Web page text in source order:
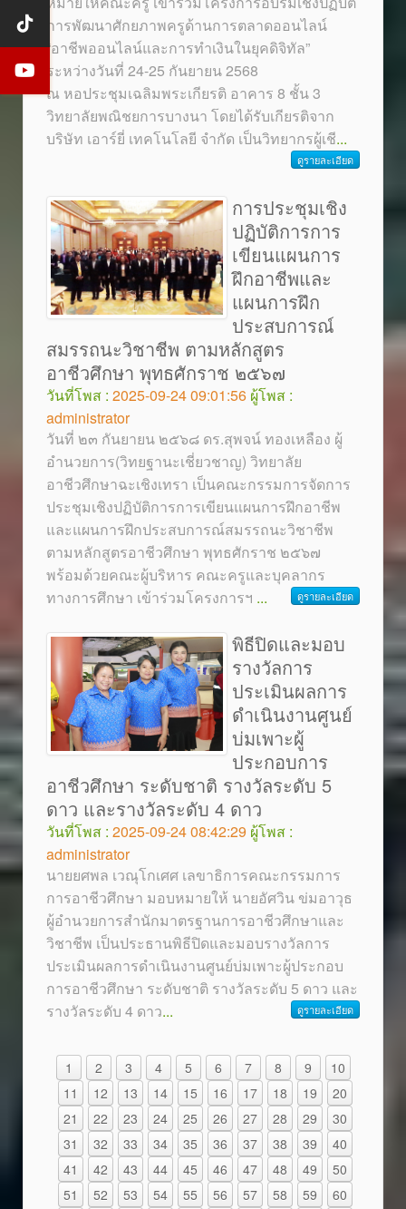
การพัฒนาศักยภาพครูด้านการตลาดออนไลน์
“อาชีพออนไลน์และการทำเงินในยุคดิจิทัล”
ระหว่างวันที่ 24-25 กันยายน 2568
ณ หอประชุมเฉลิมพระเกียรติ อาคาร 8 ชั้น 3
วิทยาลัยพณิชยการบางนา โดยได้รับเกียรติจาก
บริษัท เอาร์ยี่ เทคโนโลยี จำกัด เป็นวิทยากรผู้เชี...
ดูรายละเอียด
การประชุมเชิง
ปฏิบัติการการ
เขียนแผนการ
ฝึกอาชีพและ
แผนการฝึก
ประสบการณ์
สมรรถนะวิชาชีพ ตามหลักสูตร
อาชีวศึกษา พุทธศักราช ๒๕๖๗
วันที่โพส : 2025-09-24 09:01:56 ผู้โพส :
administrator
วันที่ ๒๓ กันยายน ๒๕๖๘ ดร.สุพจน์ ทองเหลือง ผู้
อำนวยการ(วิทยฐานะเชี่ยวชาญ) วิทยาลัย
อาชีวศึกษาฉะเชิงเทรา เป็นคณะกรรมการจัดการ
ประชุมเชิงปฏิบัติการการเขียนแผนการฝึกอาชีพ
และแผนการฝึกประสบการณ์สมรรถนะวิชาชีพ
ตามหลักสูตรอาชีวศึกษา พุทธศักราช ๒๕๖๗
พร้อมด้วยคณะผู้บริหาร คณะครูและบุคลากร
ทางการศึกษา เข้าร่วมโครงการฯ ... ดูรายละเอียด
พิธีปิดและมอบ
รางวัลการ
ประเมินผลการ
ดำเนินงานศูนย์
บ่มเพาะผู้
ประกอบการ
อาชีวศึกษา ระดับชาติ รางวัลระดับ 5
ดาว และรางวัลระดับ 4 ดาว
วันที่โพส : 2025-09-24 08:42:29 ผู้โพส :
administrator
นายยศพล เวณุโกเศศ เลขาธิการคณะกรรมการ
การอาชีวศึกษา มอบหมายให้ นายอัศวิน ข่มอาวุธ
ผู้อำนวยการสำนักมาตรฐานการอาชีวศึกษาและ
วิชาชีพ เป็นประธานพิธีปิดและมอบรางวัลการ
ประเมินผลการดำเนินงานศูนย์บ่มเพาะผู้ประกอบ
การอาชีวศึกษา ระดับชาติ รางวัลระดับ 5 ดาว และ
รางวัลระดับ 4 ดาว... ดูรายละเอียด
1 2 3 4 5 6 7 8 9
10
11
12 13 14 15 16 17 18 19
20
21
22 23 24 25 26 27 28 29
30
31
32 33 34 35 36 37 38 39
40
41
42 43 44 45 46 47 48 49
50
51
52 53 54 55 56 57 58 59
60